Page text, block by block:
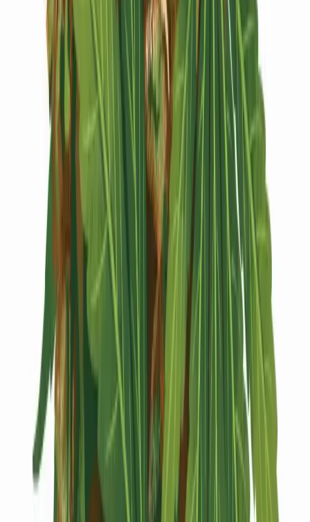
Vapes & Zubehör
Kapseln